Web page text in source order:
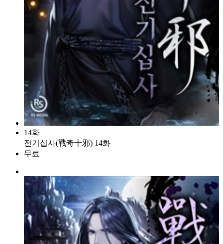
14화
전기십사(戰奇十邪) 14화
무료